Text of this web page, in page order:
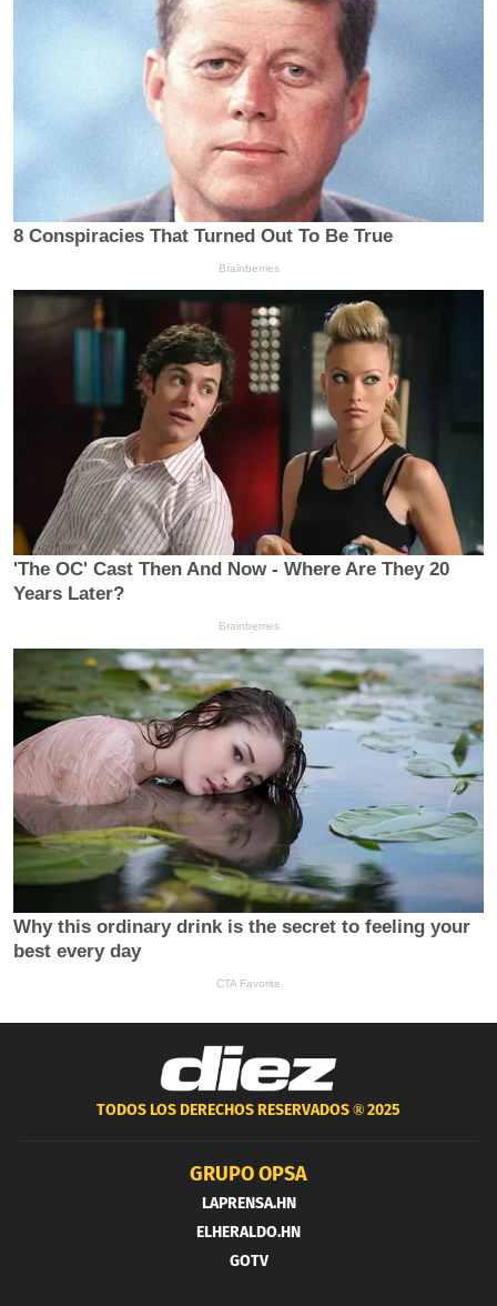
TODOS LOS DERECHOS RESERVADOS ®2025
GRUPO OPSA
LAPRENSA.HN
ELHERALDO.HN
GOTV